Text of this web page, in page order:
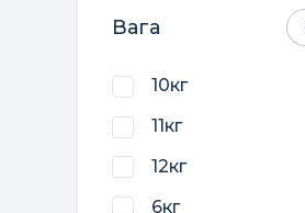
Вага
10кг
11кг
12кг
6кг